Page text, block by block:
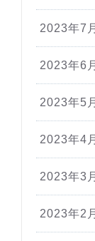
2023年7月
2023年6月
2023年5月
2023年4月
2023年3月
2023年2月